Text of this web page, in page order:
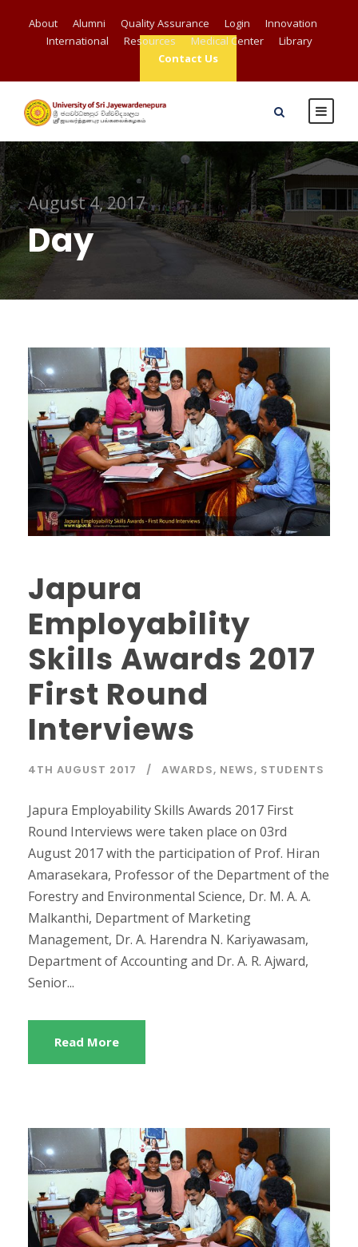
About Alumni Quality Assurance Login
Innovation
International
Resources Medical Center
Library
Contact Us
August 4, 2017
Day
Japura
Employability
Skills Awards 2017
First Round
Interviews
4TH AUGUST 2017 AWARDS, NEWS, STUDENTS
Japura Employability Skills Awards 2017 First
Round Interviews were taken place on 03rd
August 2017 with the participation of Prof. Hiran
Amarasekara, Professor of the Department of the
Forestry and Environmental Science, Dr. M. A. A.
Malkanthi, Department of Marketing
Management, Dr. A. Harendra N. Kariyawasam,
Department of Accounting and Dr. A. R. Ajward,
Senior...
Read More